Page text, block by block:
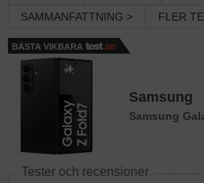
SAMMANFATTNING >
FLER
BÄSTA VIKBARA
Samsung
Samsung
Tester och recensioner